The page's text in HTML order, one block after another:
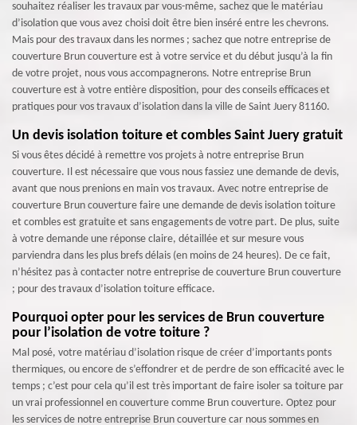
souhaitez réaliser les travaux par vous-même, sachez que le matériau
d’isolation que vous avez choisi doit être bien inséré entre les chevrons.
Mais pour des travaux dans les normes ; sachez que notre entreprise de
couverture Brun couverture est à votre service et du début jusqu’à la fin
de votre projet, nous vous accompagnerons. Notre entreprise Brun
couverture est à votre entière disposition, pour des conseils efficaces et
pratiques pour vos travaux d’isolation dans la ville de Saint Juery 81160.
Un devis isolation toiture et combles Saint Juery gratuit
Si vous êtes décidé à remettre vos projets à notre entreprise Brun
couverture. Il est nécessaire que vous nous fassiez une demande de devis,
avant que nous prenions en main vos travaux. Avec notre entreprise de
couverture Brun couverture faire une demande de devis isolation toiture
et combles est gratuite et sans engagements de votre part. De plus, suite
à votre demande une réponse claire, détaillée et sur mesure vous
parviendra dans les plus brefs délais (en moins de 24 heures). De ce fait,
n’hésitez pas à contacter notre entreprise de couverture Brun couverture
; pour des travaux d’isolation toiture efficace.
Pourquoi opter pour les services de Brun couverture
pour l’isolation de votre toiture ?
Mal posé, votre matériau d’isolation risque de créer d’importants ponts
thermiques, ou encore de s’effondrer et de perdre de son efficacité avec le
temps ; c’est pour cela qu’il est très important de faire isoler sa toiture par
un vrai professionnel en couverture comme Brun couverture. Optez pour
les services de notre entreprise Brun couverture car nous sommes en